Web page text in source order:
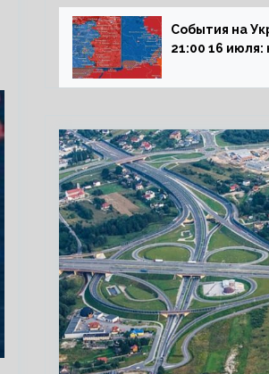
падающего
рынок РФ
События на
21:00 16 июля:
Северском,